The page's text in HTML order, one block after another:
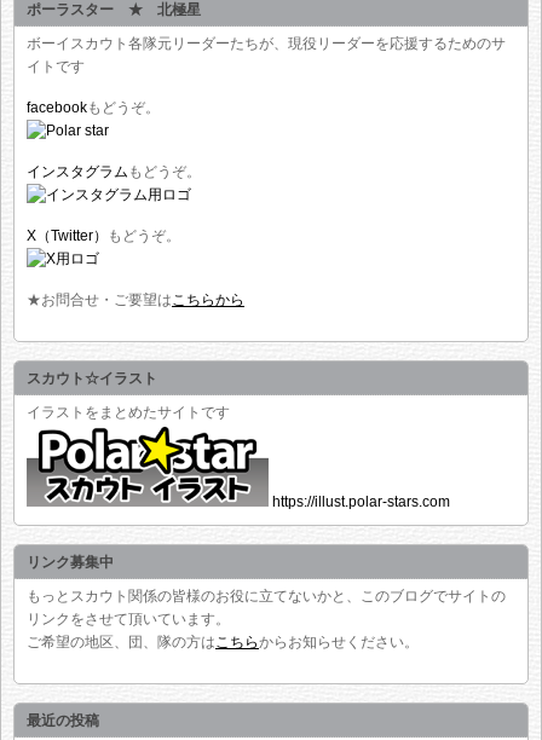
ポーラスター ★ 北極星
ボーイスカウト各隊元リーダーたちが、現役リーダーを応援するためのサ
イトです
facebookもどうぞ。
インスタグラム もどうぞ。
X（Twitter） もどうぞ。
★お問合せ・ご要望はこちらから
スカウト☆イラスト
イラストをまとめたサイトです
https://illust.polar-stars.com
リンク募集中
もっとスカウト関係の皆様のお役に立てないかと、このブログでサイトの
リンクをさせて頂いています。
ご希望の地区、団、隊の方はこちらからお知らせください。
最近の投稿